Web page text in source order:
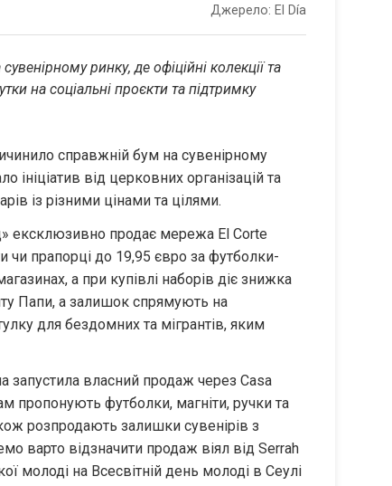
Джерело: El Día
ринку, де офіційні колекції та
на соціальні проєкти та підтримку
справжній бум на сувенірному
ініціатив від церковних організацій та
із різними цінами та цілями.
ексклюзивно продає мережа El Corte
чи прапорці до 19,95 євро за футболки-
а при купівлі наборів діє знижка
Папи, а залишок спрямують на
для бездомних та мігрантів, яким
запустила власний продаж через Casa
пропонують футболки, магніти, ручки та
розпродають залишки сувенірів з
варто відзначити продаж віял від Serrah
молоді на Всесвітній день молоді в Сеулі